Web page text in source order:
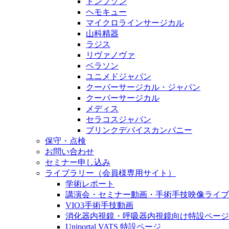
ヘモキュー
マイクロラインサージカル
山科精器
ラジス
リヴァノヴァ
ベラソン
ユニメドジャパン
クーパーサージカル・ジャパン
クーパーサージカル
メディス
セラコスジャパン
ブリンクデバイスカンパニー
保守・点検
お問い合わせ
セミナー申し込み
ライブラリー（会員様専用サイト）
学術レポート
講演会・セミナー動画・手術手技映像ライ
VIO3手術手技動画
消化器内視鏡・呼吸器内視鏡向け特設ページ
Uniportal VATS 特設ページ